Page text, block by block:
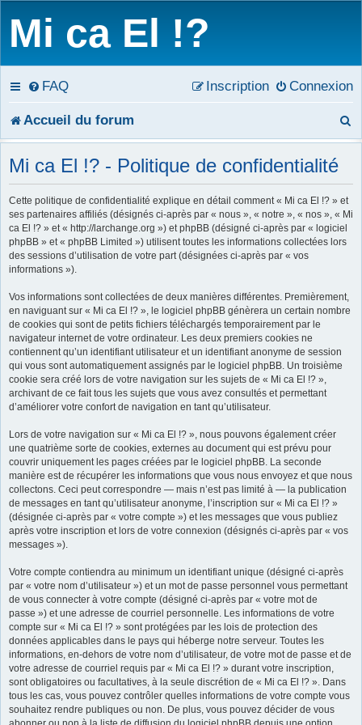
Mi ca El !?
FAQ Connexion
Inscription
Accueil du forum
e
Mi ca El !? - Politique de confidentialité
Cette politique de confidentialité explique en détail comment « Mi ca El !? » et
ses partenaires affiliés (désignés ci-après par « nous », « notre », « nos », « Mi
ca El !? » et « http://larchange.org ») et phpBB (désigné ci-après par « logiciel
phpBB » et « phpBB Limited ») utilisent toutes les informations collectées lors
des sessions d’utilisation de votre part (désignées ci-après par « vos
informations »).
Vos informations sont collectées de deux manières différentes. Premièrement,
en naviguant sur « Mi ca El !? », le logiciel phpBB génèrera un certain nombre
de cookies qui sont de petits fichiers téléchargés temporairement par le
navigateur internet de votre ordinateur. Les deux premiers cookies ne
contiennent qu’un identifiant utilisateur et un identifiant anonyme de session
qui vous sont automatiquement assignés par le logiciel phpBB. Un troisième
cookie sera créé lors de votre navigation sur les sujets de « Mi ca El !? »,
archivant de ce fait tous les sujets que vous avez consultés et permettant
d’améliorer votre confort de navigation en tant qu’utilisateur.
Lors de votre navigation sur « Mi ca El !? », nous pouvons également créer
une quatrième sorte de cookies, externes au document qui est prévu pour
couvrir uniquement les pages créées par le logiciel phpBB. La seconde
manière est de récupérer les informations que vous nous envoyez et que nous
collectons. Ceci peut correspondre — mais n’est pas limité à — la publication
de messages en tant qu’utilisateur anonyme, l’inscription sur « Mi ca El !? »
(désignée ci-après par « votre compte ») et les messages que vous publiez
après votre inscription et lors de votre connexion (désignés ci-après par « vos
messages »).
Votre compte contiendra au minimum un identifiant unique (désigné ci-après
par « votre nom d’utilisateur ») et un mot de passe personnel vous permettant
de vous connecter à votre compte (désigné ci-après par « votre mot de
passe ») et une adresse de courriel personnelle. Les informations de votre
compte sur « Mi ca El !? » sont protégées par les lois de protection des
données applicables dans le pays qui héberge notre serveur. Toutes les
informations, en-dehors de votre nom d’utilisateur, de votre mot de passe et de
votre adresse de courriel requis par « Mi ca El !? » durant votre inscription,
sont obligatoires ou facultatives, à la seule discrétion de « Mi ca El !? ». Dans
tous les cas, vous pouvez contrôler quelles informations de votre compte vous
souhaitez rendre publiques ou non. De plus, vous pouvez décider de vous